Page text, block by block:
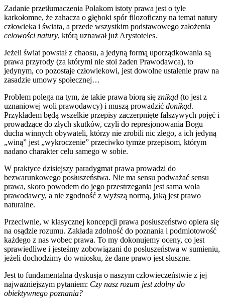
Zadanie przetłumaczenia Polakom istoty prawa jest o tyle
karkołomne, że zahacza o głęboki spór filozoficzny na temat natury
człowieka i świata, a przede wszystkim podstawowego założenia
celowości natury, którą uznawał już Arystoteles.
Jeżeli świat powstał z chaosu, a jedyną formą uporządkowania są
prawa przyrody (za którymi nie stoi żaden Prawodawca), to
jedynym, co pozostaje człowiekowi, jest dowolne ustalenie praw na
zasadzie umowy społecznej…
Problem polega na tym, że takie prawa biorą się znikąd (to jest z
uznaniowej woli prawodawcy) i muszą prowadzić donikąd.
Przykładem będą wszelkie przepisy zaczerpnięte fałszywych pojęć i
prowadzące do złych skutków, czyli do represjonowania Bogu
ducha winnych obywateli, którzy nie zrobili nic złego, a ich jedyną
„winą” jest „wykroczenie” przeciwko tymże przepisom, którym
nadano charakter celu samego w sobie.
W praktyce dzisiejszy paradygmat prawa prowadzi do
bezwarunkowego posłuszeństwa. Nie ma sensu podważać sensu
prawa, skoro powodem do jego przestrzegania jest sama wola
prawodawcy, a nie zgodność z wyższą normą, jaką jest prawo
naturalne.
Przeciwnie, w klasycznej koncepcji prawa posłuszeństwo opiera się
na osądzie rozumu. Zakłada zdolność do poznania i podmiotowość
każdego z nas wobec prawa. To my dokonujemy oceny, co jest
sprawiedliwe i jesteśmy zobowiązani do posłuszeństwa w sumieniu,
jeżeli dochodzimy do wniosku, że dane prawo jest słuszne.
Jest to fundamentalna dyskusja o naszym człowieczeństwie z jej
najważniejszym pytaniem: Czy nasz rozum jest zdolny do
obiektywnego poznania?